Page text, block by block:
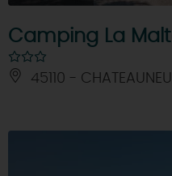
Camping La
45110 -